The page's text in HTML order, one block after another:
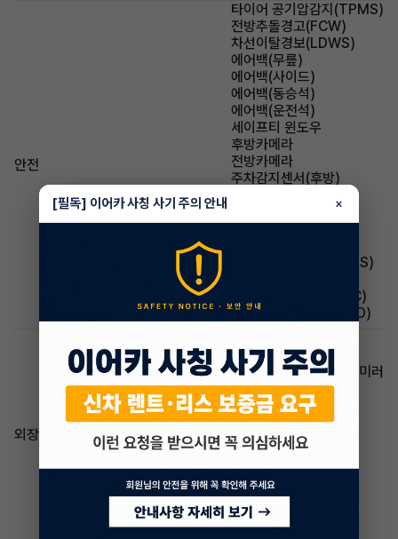
안전
타이어 공기압감지(TPMS)
전방추돌경고(FCW)
차선이탈경보(LDWS)
에어백(무릎)
에어백(사이드)
에어백(동승석)
에어백(운전석)
세이프티 윈도우
후방카메라
전방카메라
주차감지센서(후방)
차선유지지원(LKAS)
어라운드뷰(AVM)
브레이크 잠김 방지(ABS)
차체자세제어장치(ESC)
후측방 경보시스템(BSD)
외장/내장
전동접이식 사이드 미러
방향지시등 일체형 사이드 미러
후진각도조절 사이드 미러
헤드램프(LED)
하이빔 어시스트
스티어링 휠 리모컨
패들시프트
ECM룸밀러
하이패스
알루미늄휠
썬루프(파노라마)
[필독] 이어카 사칭 사기 주의 안내 ×